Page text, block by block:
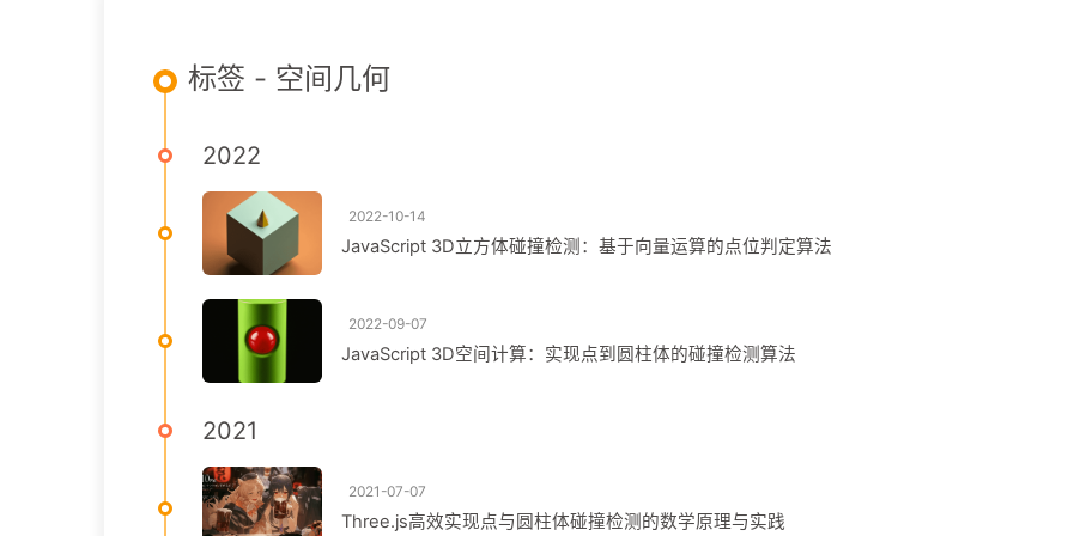
标签 - 空间几何
2022
2022-10-14
JavaScript 3D立方体碰撞检测：基于向量运算的点位判定算法
2022-09-07
JavaScript 3D空间计算：实现点到圆柱体的碰撞检测算法
2021
2021-07-07
Three.js高效实现点与圆柱体碰撞检测的数学原理与实践